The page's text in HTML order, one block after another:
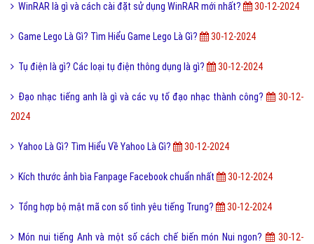
WinRAR là gì và cách cài đặt sử dụng WinRAR mới nhất? 30-12-2024
Game Lego Là Gì? Tìm Hiểu Game Lego Là Gì? 30-12-2024
Tụ điện là gì? Các loại tụ điện thông dụng là gì? 30-12-2024
Đạo nhạc tiếng anh là gì và các vụ tố đạo nhạc thành công?
30-12-
2024
Yahoo Là Gì? Tìm Hiểu Về Yahoo Là Gì? 30-12-2024
Kích thước ảnh bìa Fanpage Facebook chuẩn nhất 30-12-2024
Tổng hợp bộ mật mã con số tình yêu tiếng Trung? 30-12-2024
Món nui tiếng Anh và một số cách chế biến món Nui ngon?
30-12-